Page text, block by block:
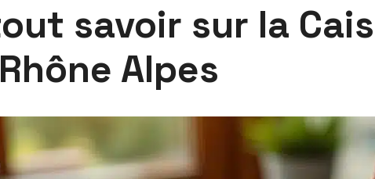
savoir sur la
Rhône Alpes